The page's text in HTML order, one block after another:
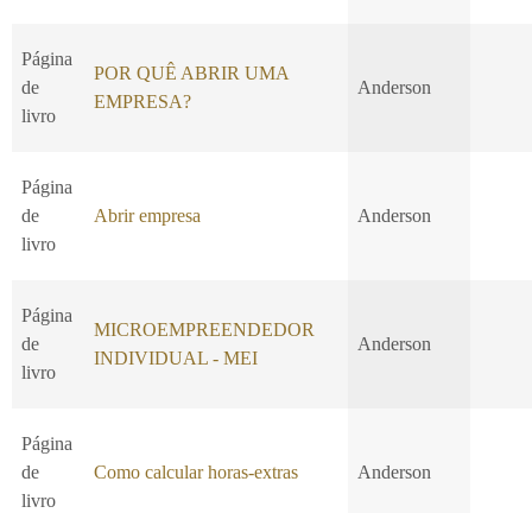
Página
de
livro
POR QUÊ ABRIR UMA
EMPRESA?
Anderson
Página
de
livro
Abrir empresa Anderson
Página
de
livro
MICROEMPREENDEDOR
INDIVIDUAL - MEI
Anderson
Página
de
livro
Como calcular horas-extras Anderson